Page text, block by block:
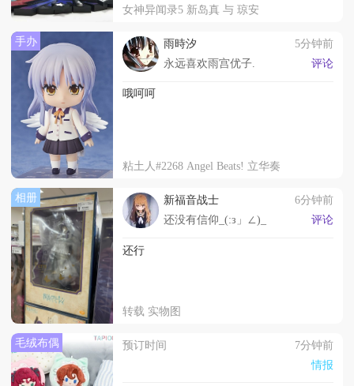
女神异闻录5 新岛真 与 琼安
手办 雨時汐
5分钟前
永远喜欢雨宫优子.
评论
哦呵呵
粘土人#2268 Angel Beats! 立华奏
相册 新福音战士
6分钟前
还没有信仰_(:з」∠)_
评论
还行
转载 实物图
毛绒布偶 预订时间
7分钟前
情报